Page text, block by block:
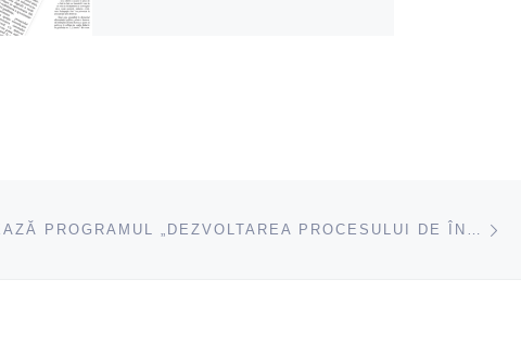
DEMAREAZĂ PROGRAMUL „DEZVOLTAREA PROCESULUI DE ÎNVĂȚARE ÎN BAZA STRATEGIEI PROIECTULUI EDUCAȚIONAL”